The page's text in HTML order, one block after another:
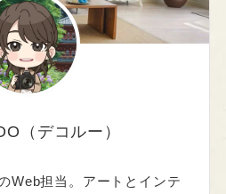
（デコルー）
Web担当。アートとインテ